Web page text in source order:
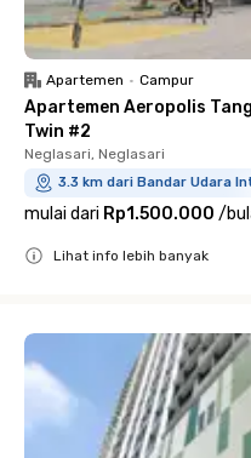
Apartemen • Campur
Apartemen Aeropolis
Twin #2
Neglasari, Neglasari
3.3 km dari Bandar Udara
mulai dari Rp1.500.000 /
Lihat info lebih banyak